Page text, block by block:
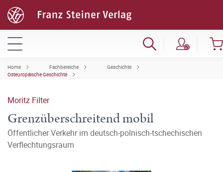
Home Fachbereiche
Geschichte
Osteuropäische Geschichte
Moritz Filter
Grenzüberschreitend mobil
Öffentlicher Verkehr im deutsch-polnisch-tschechischen
Verflechtungsraum